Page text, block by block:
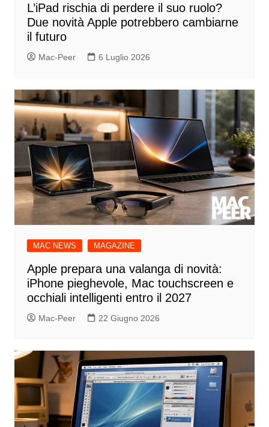
L’iPad rischia di perdere il suo ruolo?
Due novità Apple potrebbero cambiarne
il futuro
Mac-Peer 6 Luglio 2026
MAC NEWS MAGAZINE
Apple prepara una valanga di novità:
iPhone pieghevole, Mac touchscreen e
occhiali intelligenti entro il 2027
Mac-Peer 22 Giugno 2026